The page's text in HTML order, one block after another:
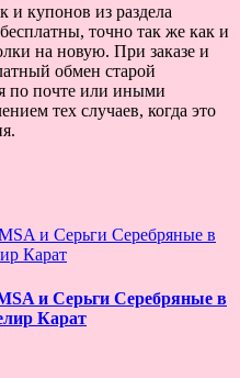
и купонов из раздела
точно так же как и
на новую. При заказе и
обмен старой
по почте или иными
тех случаев, когда это
и Серьги Серебряные в
Карат